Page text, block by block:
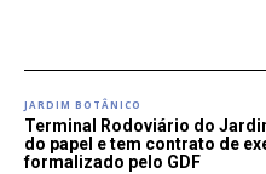
JARDIM BOTÂNICO
Terminal Rodoviário do
do papel e tem contrato de
formalizado pelo GDF